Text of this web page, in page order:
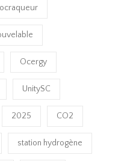
Ocergy
UnitySC
2025 CO2
station hydrogène